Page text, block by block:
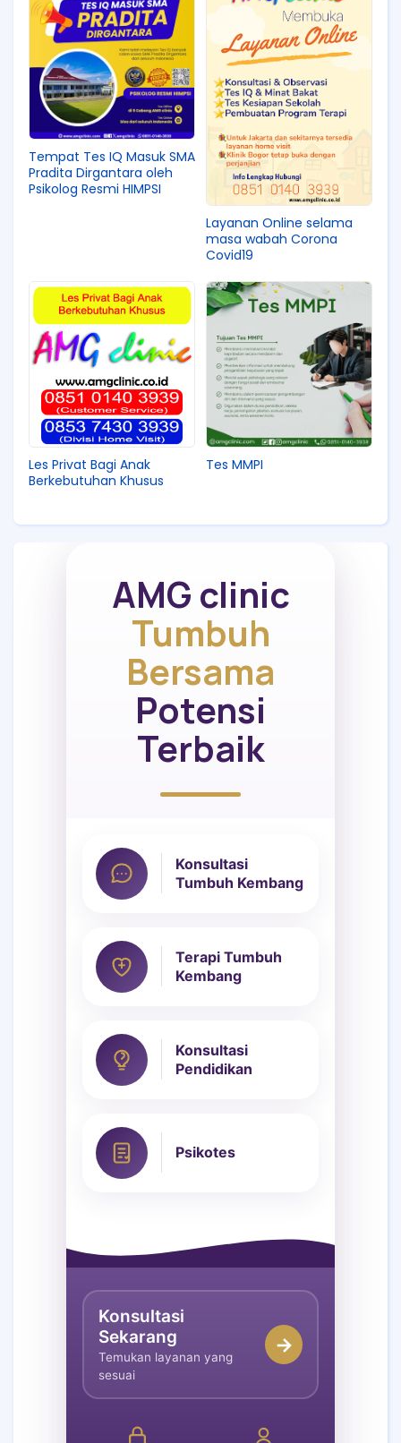
Tempat Tes IQ Masuk SMA
Pradita Dirgantara oleh
Psikolog Resmi HIMPSI
Layanan Online selama
masa wabah Corona
Covid19
Les Privat Bagi Anak
Berkebutuhan Khusus
Tes MMPI
AMG clinic
Tumbuh
Bersama
Potensi
Terbaik
Konsultasi
Tumbuh Kembang
Terapi Tumbuh
Kembang
Konsultasi
Pendidikan
Psikotes
Konsultasi
Sekarang
Temukan layanan yang
sesuai
→